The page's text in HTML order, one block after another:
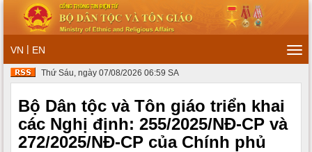
VN | EN
Thứ Sáu, ngày 07/08/2026 06:59 SA
Bộ Dân tộc và Tôn giáo triển khai
các Nghị định: 255/2025/NĐ-CP và
272/2025/NĐ-CP của Chính phủ